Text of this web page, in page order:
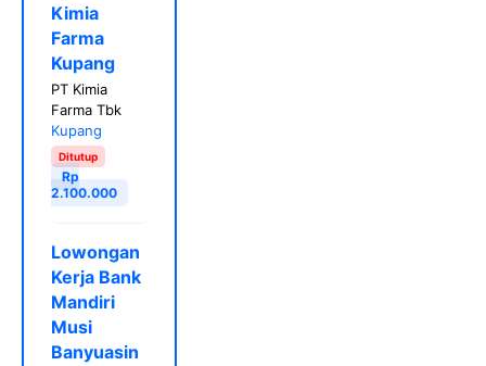
Kimia
Farma
Kupang
PT Kimia
Farma Tbk
Kupang
Ditutup
Rp
2.100.000
Lowongan
Kerja Bank
Mandiri
Musi
Banyuasin